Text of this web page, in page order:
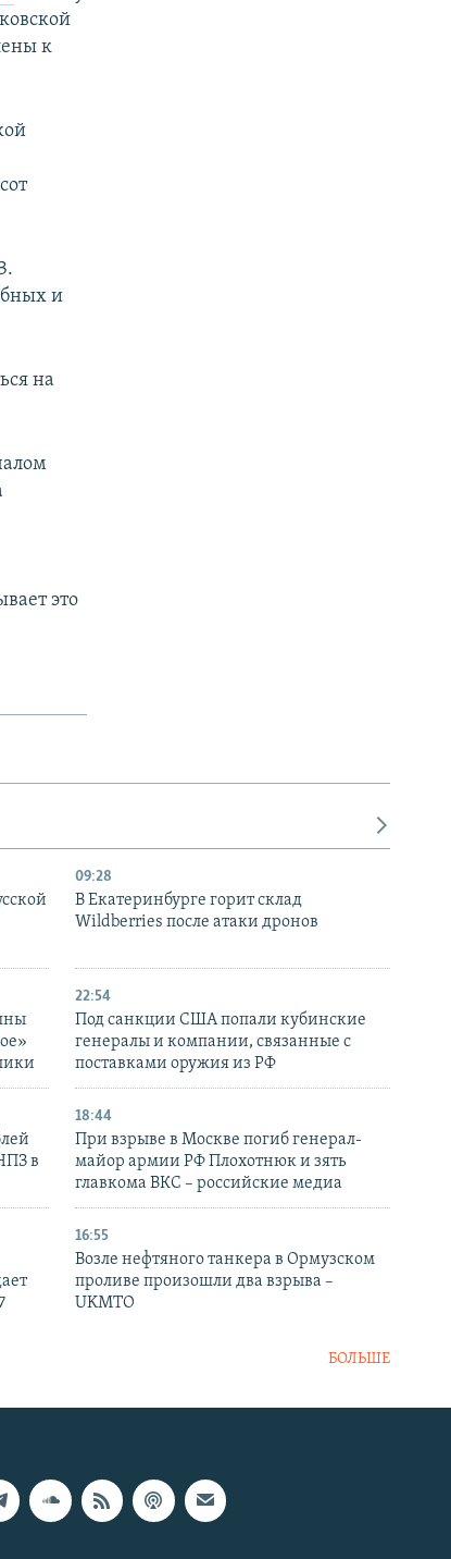
к
и
на
это
09:28
В Екатеринбурге горит склад
Wildberries после атаки дронов
22:54
Под санкции США попали кубинские
генералы и компании, связанные с
поставками оружия из РФ
в
18:44
При взрыве в Москве погиб генерал-
майор армии РФ Плохотнюк и зять
главкома ВКС – российские медиа
16:55
Возле нефтяного танкера в Ормузском
проливе произошли два взрыва –
UKMTO
БОЛЬШЕ